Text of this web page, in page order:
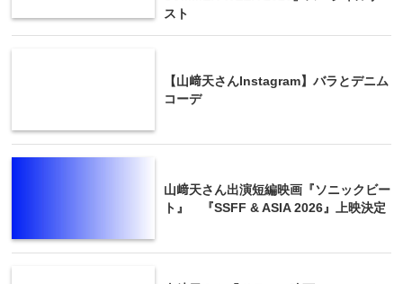
スト
【山﨑天さんInstagram】バラとデニム
コーデ
山﨑天さん出演短編映画『ソニックビー
ト』 『SSFF & ASIA 2026』上映決定